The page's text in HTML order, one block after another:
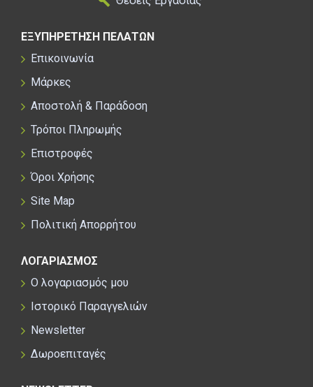
ΕΞΥΠΗΡΕΤΗΣΗ ΠΕΛΑΤΩΝ
Επικοινωνία
Μάρκες
Αποστολή & Παράδοση
Τρόποι Πληρωμής
Επιστροφές
Όροι Χρήσης
Site Map
Πολιτική Απορρήτου
ΛΟΓΑΡΙΑΣΜΟΣ
Ο λογαριασμός μου
Ιστορικό Παραγγελιών
Newsletter
Δωροεπιταγές